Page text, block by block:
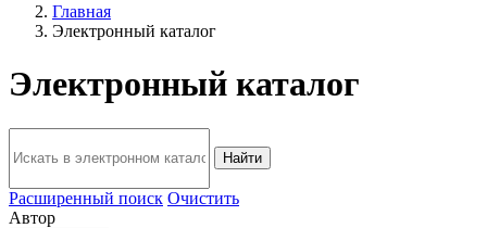
Главная
Электронный каталог
Электронный каталог
Найти
Расширенный поиск Очистить
Автор